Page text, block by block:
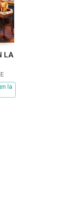
LA
la